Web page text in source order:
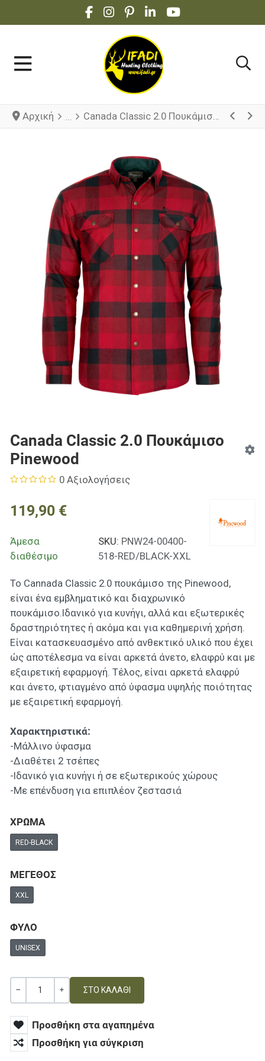
FACEBOOK SOCIAL LINK
INSTAGRAM SOCIAL LINK
PINTEREST SOCIAL LINK
LINKEDIN SOCIAL LINK
YOUTUBE SOCIAL
Αρχική Canada Classic 2.0 Πουκάμισο Pinewood
Canada Classic 2.0 Πουκάμισο
Pinewood
0 Αξιολογήσεις
119,90 €
Άμεσα
διαθέσιμο
SKU: PNW24-00400-
518-RED/BLACK-XXL
Το Cannada Classic 2.0 πουκάμισο της Pinewood,
είναι ένα εμβληματικό και διαχρωνικό
πουκάμισο.Ιδανικό για κυνήγι, αλλά και εξωτερικές
δραστηριότητες ή ακόμα και για καθημερινή χρήση.
Είναι κατασκευασμένο από ανθεκτικό υλικό που έχει
ώς αποτέλεσμα να είναι αρκετά άνετο, ελαφρύ και με
εξαιρετική εφαρμογή. Τέλος, είναι αρκετά ελαφρύ
και άνετο, φτιαγμένο από ύφασμα υψηλής ποιότητας
με εξαιρετική εφαρμογή.
Χαρακτηριστικά:
-Μάλλινο ύφασμα
-Διαθέτει 2 τσέπες
-Ιδανικό για κυνήγι ή σε εξωτερικούς χώρους
-Με επένδυση για επιπλέον ζεστασιά
ΧΡΩΜΑ
RED-BLACK
ΜΕΓΕΘΟΣ
XXL
ΦΥΛΟ
UNISEX
Ποσότητα
Προσθήκη στα αγαπημένα
Προσθήκη για σύγκριση